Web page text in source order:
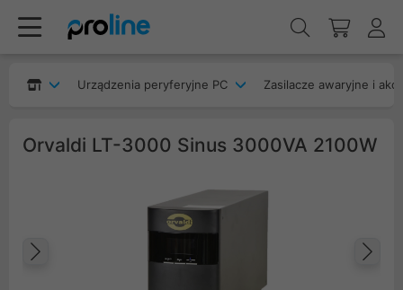
Urządzenia peryferyjne PC Zasilacze awaryjne i
Orvaldi LT-3000 Sinus 3000VA 2100W
Poprzedni